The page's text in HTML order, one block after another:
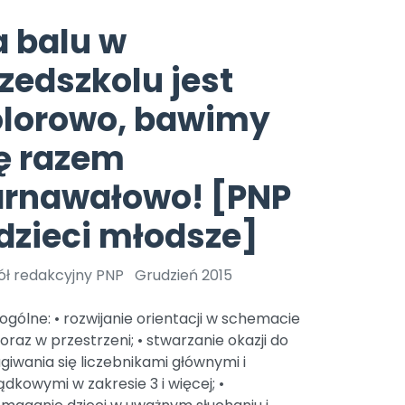
Archiwalne numery
Pomoc
Nowości
Zapowiedzi
Polecamy
Promocje
czerwca 2024 r. uzyskała
r. Nr decyzji:
Online.
Bliżej Pieska
Pomoc zwierzętom
Książka (dla) Przedszkolaka
Promowanie czytelnictwa
TikTok
Zobacz nas na TikToku
YouTube
balu w
jest
bawimy
razem
[PNP
młodsze]
redakcyjny PNP Grudzień 2015
• rozwijanie orientacji w schemacie
w przestrzeni; • stwarzanie okazji do
się liczebnikami głównymi i
w zakresie 3 i więcej; •